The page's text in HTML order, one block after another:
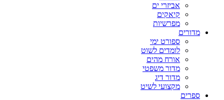
אביזרי ים
קיאקים
מפרשיות
מדורים
ספורט ימי
לומדים לשוט
אורח מהים
מדור משפטי
מדור דיג
מקצועי לשיט
ספרים